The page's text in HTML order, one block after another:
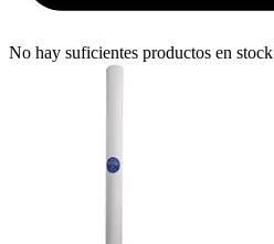
No hay suficientes productos en stock